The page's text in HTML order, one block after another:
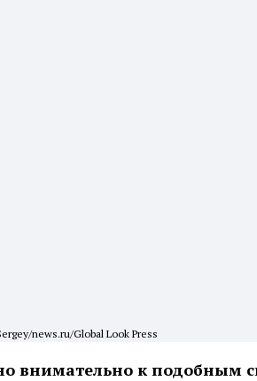
news.ru/Global Look Press
внимательно к подобным